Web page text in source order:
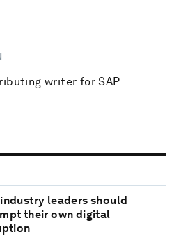
writer for SAP
leaders should
their own digital